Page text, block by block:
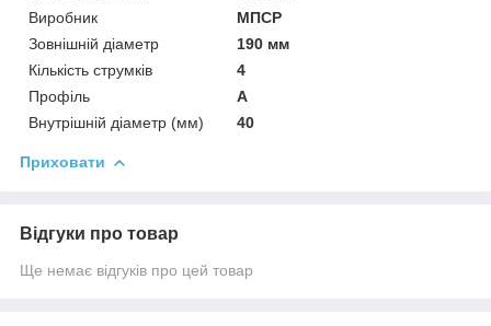
Виробник
МПСР
Зовнішній діаметр
190 мм
Кількість струмків
4
Профіль
А
Внутрішній діаметр (мм)
40
Приховати
Відгуки про товар
Ще немає відгуків про цей товар